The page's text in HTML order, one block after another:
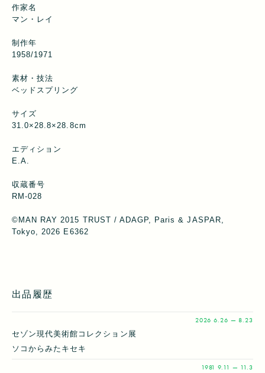
作家名
マン・レイ
制作年
1958/1971
素材・技法
ベッドスプリング
サイズ
31.0×28.8×28.8cm
エディション
E.A.
収蔵番号
RM-028
©MAN RAY 2015 TRUST / ADAGP, Paris & JASPAR,
Tokyo, 2026 E6362
出品履歴
2026 6.26 — 8.23
セゾン現代美術館コレクション展
ソコからみたキセキ
1981 9.11 — 11.3